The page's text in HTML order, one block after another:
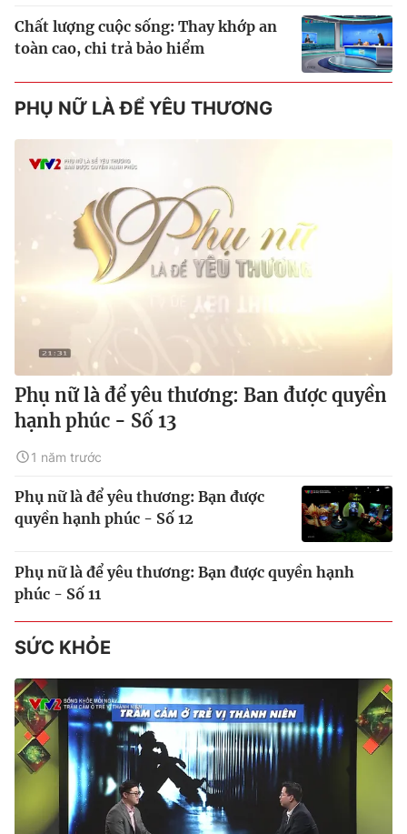
Chất lượng cuộc sống: Thay khớp an
toàn cao, chi trả bảo hiểm
PHỤ NỮ LÀ ĐỂ YÊU THƯƠNG
Phụ nữ là để yêu thương: Ban được quyền
hạnh phúc - Số 13
1 năm trước
Phụ nữ là để yêu thương: Bạn được
quyền hạnh phúc - Số 12
Phụ nữ là để yêu thương: Bạn được quyền hạnh
phúc - Số 11
SỨC KHỎE